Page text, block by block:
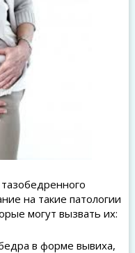
на такие патологии
могут вызвать их:
в форме вывиха,